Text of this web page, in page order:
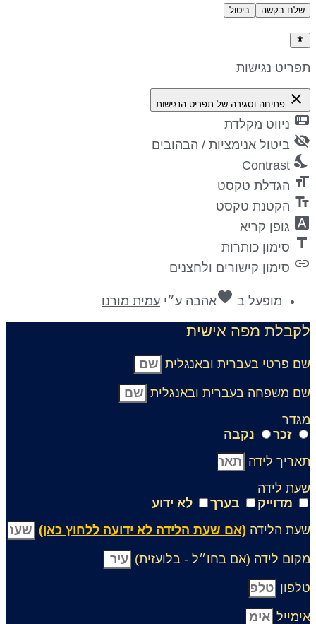
שלח בקשה ביטול
נגישות
close פתיחה וסגירה של תפריט הנגישות
ניווט מקלדת
ביטול אנימציות / הבהובים
Contrast
הגדלת טקסט
הקטנת טקסט
גופן קריא
סימון כותרות
סימון קישורים ולחצנים
מופעל בfavoriteאהבהע״יעמית מורנו
מפה אישית
פרטי בעברית ובאנגלית
משפחה בעברית ובאנגלית
זכר
נקבה
לידה
לידה
מדוייק
בערך
לא ידוע
הלידה(אם שעת הלידה לא ידועה ללחוץ כאן)
לידה (אם בחו״ל - בלועזית)